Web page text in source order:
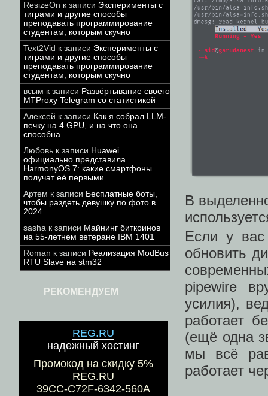
ResizeOn к записи Эксперименты с
тиграми и другие способы
преподавать программирование
студентам, которым скучно
Text2Vid к записи Эксперименты с
тиграми и другие способы
преподавать программирование
студентам, которым скучно
всым к записи Развёртывание своего
MTProxy Telegram со статистикой
Алексей к записи Как я собрал LLM-
печку на 4 GPU, и на что она
способна
Любовь к записи Huawei
официально представила
HarmonyOS 7: какие смартфоны
получат её первыми
Артем к записи Бесплатные боты,
чтобы раздеть девушку по фото в
2024
sasha к записи Майнинг биткоинов
на 55-летнем ветеране IBM 1401
Roman к записи Реализация ModBus
RTU Slave на stm32
РЕКОМЕНДУЕМ
REG.RU
надежный хостинг
Промокод на скидку 5%
REG.RU
39CC-C72F-6342-560A
В
Если у вас
обновить
pipewire
усилия),
работает
(ещё одна
мы всё
работает